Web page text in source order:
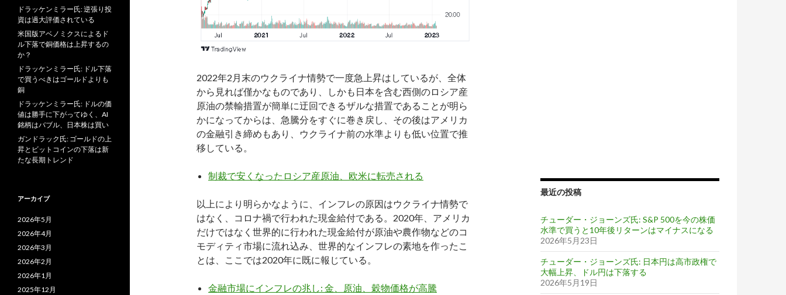
2022年2月末のウクライナ情勢で一度急上昇はしているが、全体
から見れば僅かなものであり、しかも日本を含む西側のロシア産
原油の禁輸措置が簡単に迂回できるザルな措置であることが明ら
かになってからは、急騰分をすぐに巻き戻し、その後はアメリカ
の金融引き締めもあり、ウクライナ前の水準よりも低い位置で推
移している。
制裁で安くなったロシア産原油、欧米に転売される
以上により明らかなように、インフレの原因はウクライナ情勢で
はなく、コロナ禍で行われた現金給付である。2020年、アメリカ
だけではなく世界的に行われた現金給付が原油や農作物などのコ
モディティ市場に流れ込み、世界的なインフレの素地を作ったこ
とは、ここでは2020年に既に報じている。
金融市場にインフレの兆し: 金、原油、穀物価格が高騰
最近の投稿
チューダー・ジョーンズ氏: S&P 500を今の株価
水準で買うと10年後リターンはマイナスになる
2026年5月23日
チューダー・ジョーンズ氏: 日本円は高市政権で
大幅上昇、ドル円は下落する
2026年5月19日
ドラッケンミラー氏: 逆張り投
資は過大評価されている
米国版アベノミクスによるド
ル下落で銅価格は上昇するの
か？
ドラッケンミラー氏: ドル下落
で買うべきはゴールドよりも
銅
ドラッケンミラー氏: ドルの価
値は勝手に下がってゆく、AI
銘柄はバブル、日本株は買い
ガンドラック氏: ゴールドの上
昇とビットコインの下落は新
たな長期トレンド
アーカイブ
2026年5月
2026年4月
2026年3月
2026年2月
2026年1月
2025年12月